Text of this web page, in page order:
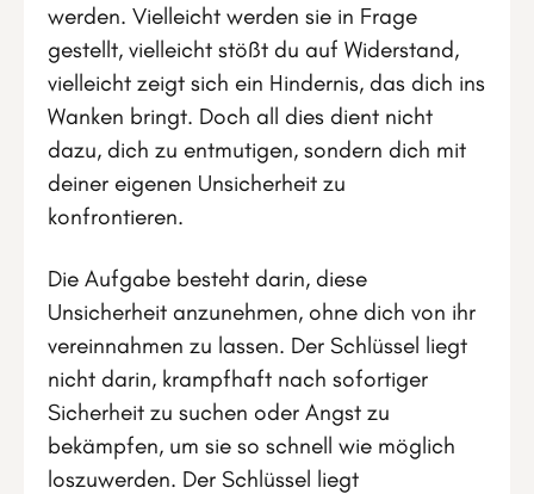
werden. Vielleicht werden sie in Frage
gestellt, vielleicht stößt du auf Widerstand,
vielleicht zeigt sich ein Hindernis, das dich ins
Wanken bringt. Doch all dies dient nicht
dazu, dich zu entmutigen, sondern dich mit
deiner eigenen Unsicherheit zu
konfrontieren.
Die Aufgabe besteht darin, diese
Unsicherheit anzunehmen, ohne dich von ihr
vereinnahmen zu lassen. Der Schlüssel liegt
nicht darin, krampfhaft nach sofortiger
Sicherheit zu suchen oder Angst zu
bekämpfen, um sie so schnell wie möglich
loszuwerden. Der Schlüssel liegt